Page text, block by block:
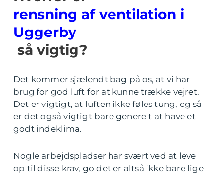
rensning af ventilation i
Uggerby
så vigtig?
Det kommer sjælendt bag på os, at vi har
brug for god luft for at kunne trække vejret.
Det er vigtigt, at luften ikke føles tung, og så
er det også vigtigt bare generelt at have et
godt indeklima.
Nogle arbejdspladser har svært ved at leve
op til disse krav, go det er altså ikke bare lige